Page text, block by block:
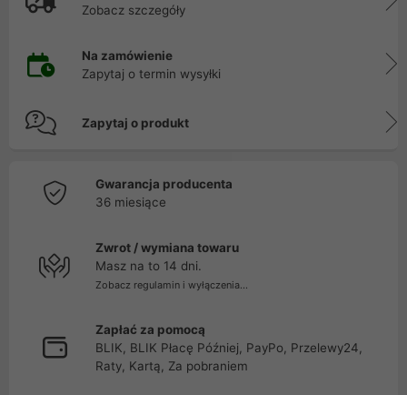
Zobacz szczegóły
Na zamówienie
Zapytaj o termin wysyłki
Zapytaj o produkt
Gwarancja producenta
36 miesiące
Zwrot / wymiana towaru
Masz na to 14 dni.
Zobacz regulamin i wyłączenia...
Zapłać za pomocą
BLIK, BLIK Płacę Później, PayPo, Przelewy24,
Raty, Kartą, Za pobraniem